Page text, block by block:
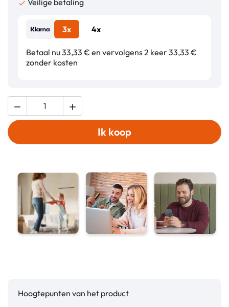

3x 4x
Betaal nu 33,33 € en vervolgens 2 keer 33,33 €
zonder kosten
 
Ik koop
Hoogtepunten van het product